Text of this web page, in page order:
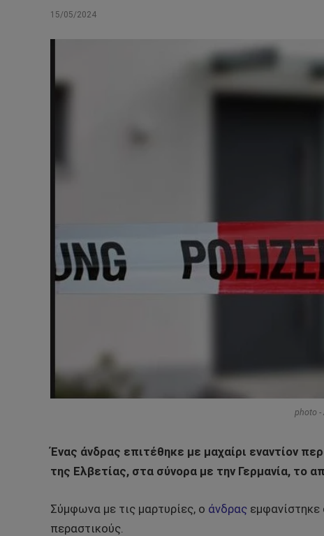
15/05/2024
photo -
Ένας άνδρας επιτέθηκε με μαχαίρι εναντίον
της Ελβετίας, στα σύνορα με την Γερμανία, το
Σύμφωνα με τις μαρτυρίες, ο άνδρας εμφανίστηκε
περαστικούς.